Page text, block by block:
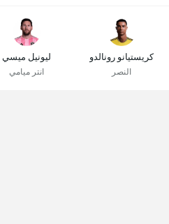
كريستيانو رونالدو
النصر
ليونيل ميسي
انتر ميامي